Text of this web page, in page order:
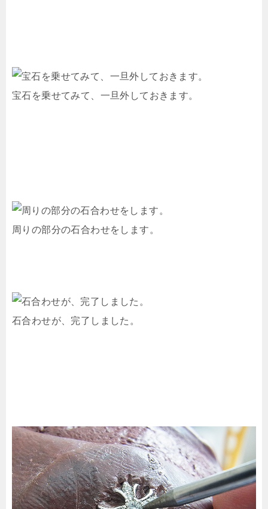
宝石を乗せてみて、一旦外しておきます。
周りの部分の石合わせをします。
石合わせが、完了しました。